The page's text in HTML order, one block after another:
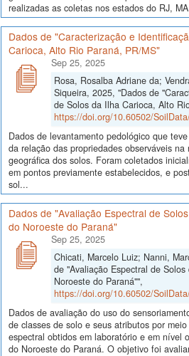
realizadas as coletas nos estados do RJ,
Dados de "Caracterização e
Carioca, Alto Rio Paraná, PR/MS"
Sep 25, 2025
Rosa, Rosalba Adriane da;
Siqueira, 2025, "Dados de
de Solos da Ilha Carioca, Alto
https://doi.org/10.60502/
Dados de levantamento pedológico que
da relação das propriedades observáveis
geográfica dos solos. Foram coletados
em pontos previamente estabelecidos, e
sol...
Dados de "Avaliação Espectral de
do Noroeste do Paraná"
Sep 25, 2025
Chicati, Marcelo Luiz; Nanni,
de "Avaliação Espectral de
Noroeste do Paraná"",
https://doi.org/10.60502/
Dados de avaliação do uso do
de classes de solo e seus atributos por
espectral obtidos em laboratório e em nível
do Noroeste do Paraná. O objetivo foi